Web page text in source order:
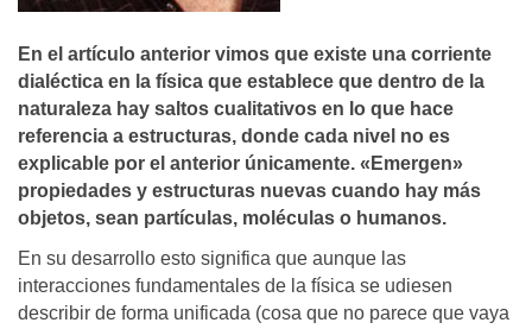
En el artí­culo anterior vimos que existe una corriente
dialéctica en la fí­sica que establece que dentro de la
naturaleza hay saltos cualitativos en lo que hace
referencia a estructuras, donde cada nivel no es
explicable por el anterior únicamente. «Emergen»
propiedades y estructuras nuevas cuando hay más
objetos, sean partí­culas, moléculas o humanos.
En su desarrollo esto significa que aunque las
interacciones fundamentales de la física se udiesen
describir de forma unificada (cosa que no parece que vaya